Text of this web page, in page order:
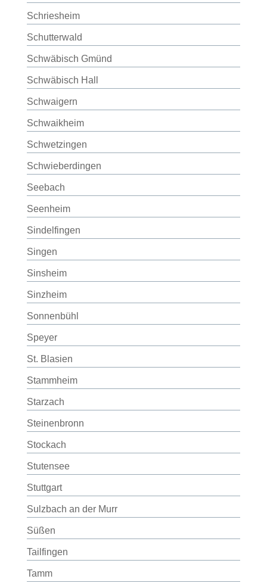
Schriesheim
Schutterwald
Schwäbisch Gmünd
Schwäbisch Hall
Schwaigern
Schwaikheim
Schwetzingen
Schwieberdingen
Seebach
Seenheim
Sindelfingen
Singen
Sinsheim
Sinzheim
Sonnenbühl
Speyer
St. Blasien
Stammheim
Starzach
Steinenbronn
Stockach
Stutensee
Stuttgart
Sulzbach an der Murr
Süßen
Tailfingen
Tamm